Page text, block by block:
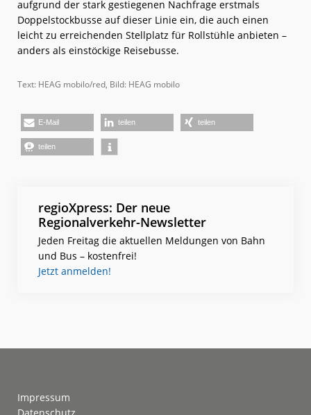
aufgrund der stark gestiegenen Nachfrage erstmals
Doppelstockbusse auf dieser Linie ein, die auch einen
leicht zu erreichenden Stellplatz für Rollstühle anbieten –
anders als einstöckige Reisebusse.
Text: HEAG mobilo/red, Bild: HEAG mobilo
E-Mail teilen teilen
teilen
regioXpress: Der neue
Regionalverkehr-Newsletter
Jeden Freitag die aktuellen Meldungen von Bahn
und Bus – kostenfrei!
Jetzt anmelden!
Impressum